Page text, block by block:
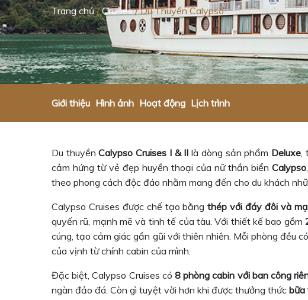
Trang chủ/Cruises/Du Thuyền Calypso
Giới thiệu Hình ảnh Hoạt động Lịch trình
Du thuyềnCalypso Cruises I & II là dòng sản phẩm Deluxe,
cảm hứng từ vẻ đẹp huyền thoại của nữ thần biển Calypso
theo phong cách độc đáo nhằm mang đến cho du khách
Calypso Cruises được chế tạo bằngthép với đáy đôi và
quyến rũ, mạnh mẽ và tinh tế của tàu. Với thiết kế bao gồm
cúng, tạo cảm giác gần gũi với thiên nhiên. Mỗi phòng đều có
của vịnh từ chính cabin của mình.
Đặc biệt, Calypso Cruises có8 phòng cabin với ban công
ngàn đảo đá. Còn gì tuyệt vời hơn khi được thưởng thức bữa